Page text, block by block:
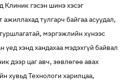
гэсэн шинэ хэсэг
ажиллахад тулгарч байгаа асуудал,
мэргэжлийн хүнээс
үед хэнд хандахаа мэдэхгүй байвал
дээр цаг авч, зөвлөгөө авах
хувьд Технологи харилцаа,